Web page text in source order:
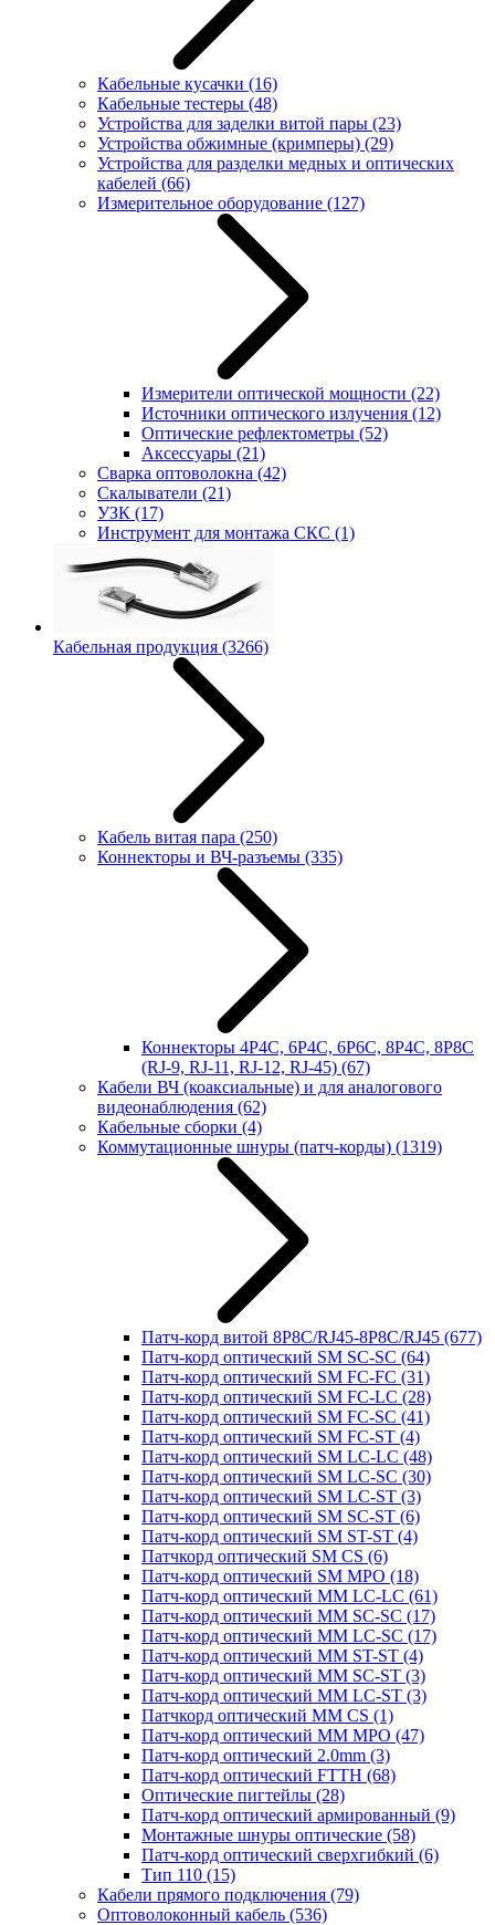
Кабельные кусачки (16)
Кабельные тестеры (48)
Устройства для заделки витой пары (23)
Устройства обжимные (кримперы) (29)
Устройства для разделки медных и оптических
кабелей (66)
Измерительное оборудование (127)
Измерители оптической мощности (22)
Источники оптического излучения (12)
Оптические рефлектометры (52)
Аксессуары (21)
Сварка оптоволокна (42)
Скалыватели (21)
УЗК (17)
Инструмент для монтажа СКС (1)
Кабельная продукция (3266)
Кабель витая пара (250)
Коннекторы и ВЧ-разъемы (335)
Коннекторы 4P4C, 6P4C, 6P6C, 8P4C, 8P8C
(RJ-9, RJ-11, RJ-12, RJ-45) (67)
Кабели ВЧ (коаксиальные) и для аналогового
видеонаблюдения (62)
Кабельные сборки (4)
Коммутационные шнуры (патч-корды) (1319)
Патч-корд витой 8P8C/RJ45-8P8C/RJ45 (677)
Патч-корд оптический SM SC-SC (64)
Патч-корд оптический SM FC-FC (31)
Патч-корд оптический SM FC-LC (28)
Патч-корд оптический SM FC-SC (41)
Патч-корд оптический SM FC-ST (4)
Патч-корд оптический SM LC-LC (48)
Патч-корд оптический SM LC-SC (30)
Патч-корд оптический SM LC-ST (3)
Патч-корд оптический SM SC-ST (6)
Патч-корд оптический SM ST-ST (4)
Патчкорд оптический SM CS (6)
Патч-корд оптический SM MPO (18)
Патч-корд оптический MM LC-LC (61)
Патч-корд оптический MM SC-SC (17)
Патч-корд оптический MM LC-SC (17)
Патч-корд оптический MM ST-ST (4)
Патч-корд оптический MM SC-ST (3)
Патч-корд оптический MM LC-ST (3)
Патчкорд оптический MM CS (1)
Патч-корд оптический MM MPO (47)
Патч-корд оптический 2.0mm (3)
Патч-корд оптический FTTH (68)
Оптические пигтейлы (28)
Патч-корд оптический армированный (9)
Монтажные шнуры оптические (58)
Патч-корд оптический сверхгибкий (6)
Тип 110 (15)
Кабели прямого подключения (79)
Оптоволоконный кабель (536)